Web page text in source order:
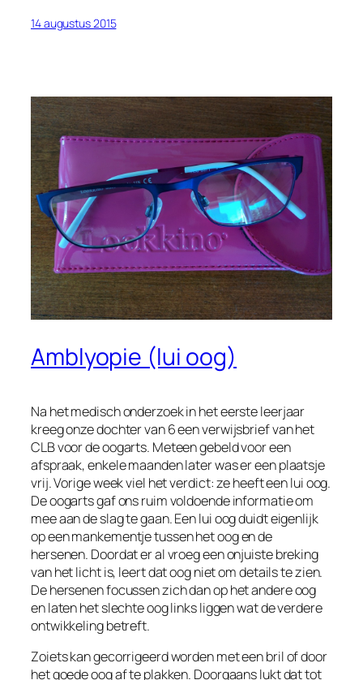
14 augustus 2015
Amblyopie (lui oog)
Na het medisch onderzoek in het eerste leerjaar
kreeg onze dochter van 6 een verwijsbrief van het
CLB voor de oogarts. Meteen gebeld voor een
afspraak, enkele maanden later was er een plaatsje
vrij. Vorige week viel het verdict: ze heeft een lui oog.
De oogarts gaf ons ruim voldoende informatie om
mee aan de slag te gaan. Een lui oog duidt eigenlijk
op een mankementje tussen het oog en de
hersenen. Doordat er al vroeg een onjuiste breking
van het licht is, leert dat oog niet om details te zien.
De hersenen focussen zich dan op het andere oog
en laten het slechte oog links liggen wat de verdere
ontwikkeling betreft.
Zoiets kan gecorrigeerd worden met een bril of door
het goede oog af te plakken. Doorgaans lukt dat tot